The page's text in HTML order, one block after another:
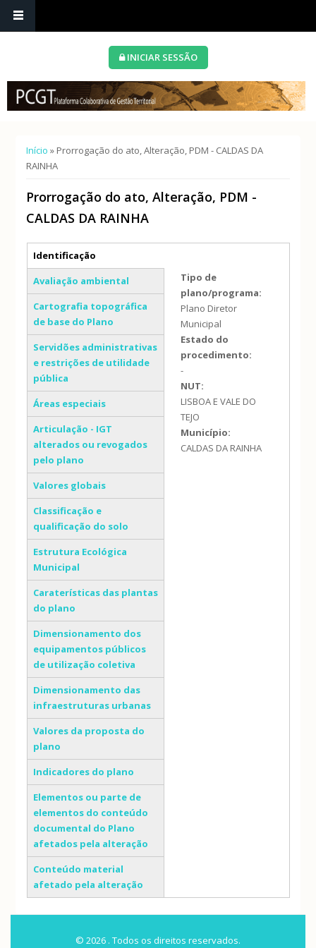
INICIAR SESSÃO
Está aqui
Início » Prorrogação do ato, Alteração, PDM - CALDAS DA
RAINHA
Prorrogação do ato, Alteração, PDM -
CALDAS DA RAINHA
Separadores verticais
Identificação
(separador ativo)
Avaliação ambiental
Cartografia topográfica
de base do Plano
Servidões administrativas
e restrições de utilidade
pública
Áreas especiais
Articulação - IGT
alterados ou revogados
pelo plano
Valores globais
Classificação e
qualificação do solo
Estrutura Ecológica
Municipal
Caraterísticas das plantas
do plano
Dimensionamento dos
equipamentos públicos
de utilização coletiva
Dimensionamento das
infraestruturas urbanas
Valores da proposta do
plano
Indicadores do plano
Elementos ou parte de
elementos do conteúdo
documental do Plano
afetados pela alteração
Conteúdo material
afetado pela alteração
Tipo de
plano/programa:
Plano Diretor
Municipal
Estado do
procedimento:
-
NUT:
LISBOA E VALE DO
TEJO
Município:
CALDAS DA RAINHA
© 2026 . Todos os direitos reservados.